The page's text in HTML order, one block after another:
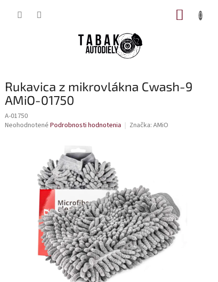
Rukavica z mikrovlákna Cwash-9
AMiO-01750
A-01750
Priemerné
Neohodnotené Podrobnosti hodnotenia Značka: AMiO